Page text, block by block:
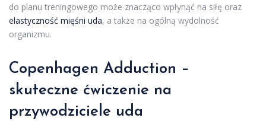
do planu treningowego może znacząco wpłynąć na siłę oraz
elastyczność mięśni uda, a także na ogólną wydolność
organizmu.
Copenhagen Adduction –
skuteczne ćwiczenie na
przywodziciele uda